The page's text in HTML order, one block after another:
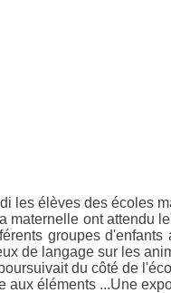
les élèves des écoles
maternelle ont attendu
groupes
de langage sur les
du côté de
aux éléments ...Une